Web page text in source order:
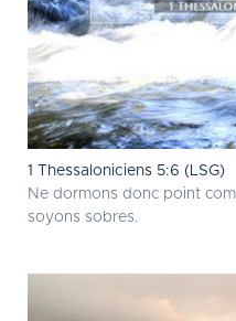
1 Thessaloniciens 5:6 (LSG)
Ne dormons donc point
soyons sobres.